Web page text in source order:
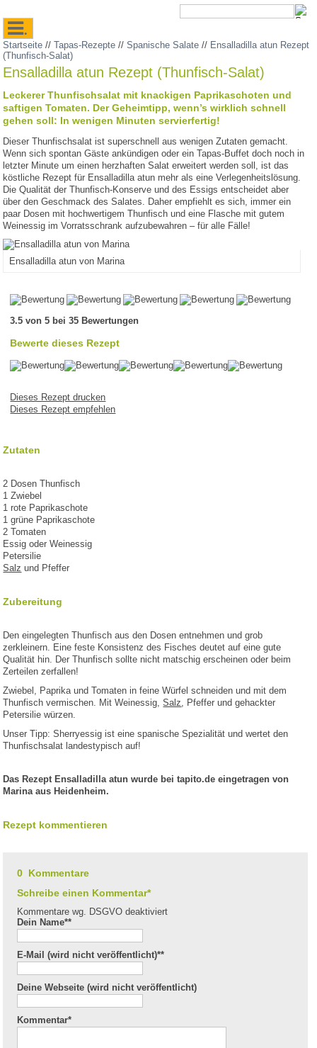
.
Startseite //Tapas-Rezepte //Spanische Salate // Ensalladilla atun Rezept
(Thunfisch-Salat)
Ensalladilla atun Rezept (Thunfisch-Salat)
Leckerer Thunfischsalat mit knackigen Paprikaschoten und
saftigen Tomaten. Der Geheimtipp, wenn’s wirklich schnell
gehen soll: In wenigen Minuten servierfertig!
Dieser Thunfischsalat ist superschnell aus wenigen Zutaten gemacht.
Wenn sich spontan Gäste ankündigen oder ein Tapas-Buffet doch noch in
letzter Minute um einen herzhaften Salat erweitert werden soll, ist das
köstliche Rezept für Ensalladilla atun mehr als eine Verlegenheitslösung.
Die Qualität der Thunfisch-Konserve und des Essigs entscheidet aber
über den Geschmack des Salates. Daher empfiehlt es sich, immer ein
paar Dosen mit hochwertigem Thunfisch und eine Flasche mit gutem
Weinessig im Vorratsschrank aufzubewahren – für alle Fälle!
Ensalladilla atun von Marina
3.5 von 5 bei 35 Bewertungen
Bewerte dieses Rezept
Dieses Rezept drucken
Dieses Rezept empfehlen
Zutaten
2 Dosen Thunfisch
1 Zwiebel
1 rote Paprikaschote
1 grüne Paprikaschote
2 Tomaten
Essig oder Weinessig
Petersilie
Salz und Pfeffer
Zubereitung
Den eingelegten Thunfisch aus den Dosen entnehmen und grob
zerkleinern. Eine feste Konsistenz des Fisches deutet auf eine gute
Qualität hin. Der Thunfisch sollte nicht matschig erscheinen oder beim
Zerteilen zerfallen!
Zwiebel, Paprika und Tomaten in feine Würfel schneiden und mit dem
Thunfisch vermischen. Mit Weinessig,Salz, Pfeffer und gehackter
Petersilie würzen.
Unser Tipp: Sherryessig ist eine spanische Spezialität und wertet den
Thunfischsalat landestypisch auf!
Das Rezept Ensalladilla atun wurde bei tapito.de eingetragen von
Marina aus Heidenheim.
Rezept kommentieren
0 Kommentare
Schreibe einen Kommentar*
Kommentare wg. DSGVO deaktiviert
Dein Name**
E-Mail (wird nicht veröffentlicht)**
Deine Webseite (wird nicht veröffentlicht)
Kommentar*